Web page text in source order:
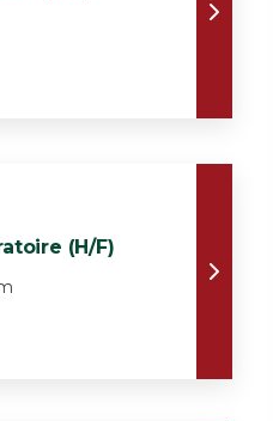
(H/F)